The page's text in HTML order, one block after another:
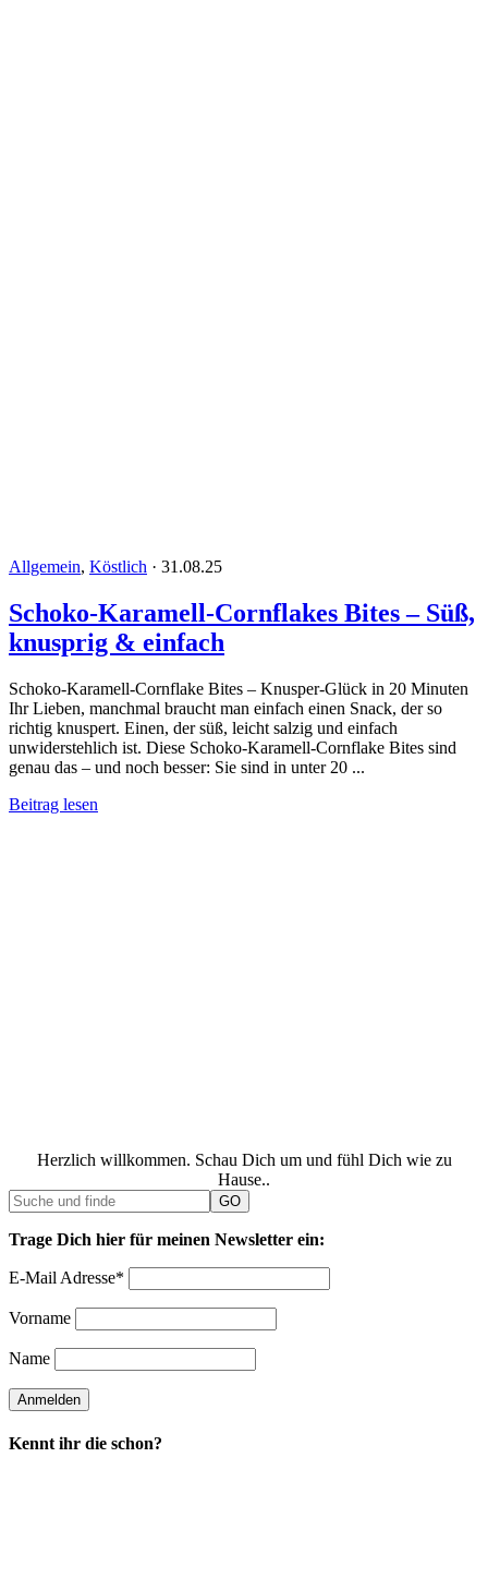
Allgemein, Köstlich · 31.08.25
Schoko-Karamell-Cornflakes Bites – Süß,
knusprig & einfach
Schoko-Karamell-Cornflake Bites – Knusper-Glück in 20 Minuten
Ihr Lieben, manchmal braucht man einfach einen Snack, der so
richtig knuspert. Einen, der süß, leicht salzig und einfach
unwiderstehlich ist. Diese Schoko-Karamell-Cornflake Bites sind
genau das – und noch besser: Sie sind in unter 20 ...
Beitrag lesen
Herzlich willkommen. Schau Dich um und fühl Dich wie zu
Hause..
Trage Dich hier für meinen Newsletter ein:
E-Mail Adresse*
Vorname
Name
Kennt ihr die schon?